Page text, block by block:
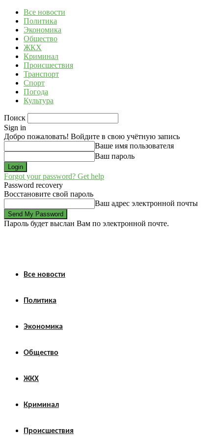
Все новости
Политика
Экономика
Общество
ЖКХ
Криминал
Происшествия
Транспорт
Спорт
Погода
Культура
Поиск
Sign in
Добро пожаловать! Войдите в свою учётную запись
Ваше имя пользователя
Ваш пароль
Forgot your password? Get help
Password recovery
Восстановите свой пароль
Ваш адрес электронной почты
Пароль будет выслан Вам по электронной почте.
Все новости
Политика
Экономика
Общество
ЖКХ
Криминал
Происшествия